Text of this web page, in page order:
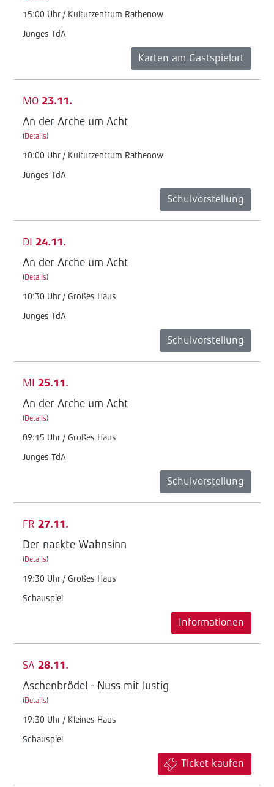
15:00 Uhr / Kulturzentrum Rathenow
Junges TdA
Karten am Gastspielort
MO 23.11.
An der Arche um Acht
(Details)
10:00 Uhr / Kulturzentrum Rathenow
Junges TdA
Schulvorstellung
DI 24.11.
An der Arche um Acht
(Details)
10:30 Uhr / Großes Haus
Junges TdA
Schulvorstellung
MI 25.11.
An der Arche um Acht
(Details)
09:15 Uhr / Großes Haus
Junges TdA
Schulvorstellung
FR 27.11.
Der nackte Wahnsinn
(Details)
19:30 Uhr / Großes Haus
Schauspiel
Informationen
SA 28.11.
Aschenbrödel - Nuss mit lustig
(Details)
19:30 Uhr / Kleines Haus
Schauspiel
Ticket kaufen